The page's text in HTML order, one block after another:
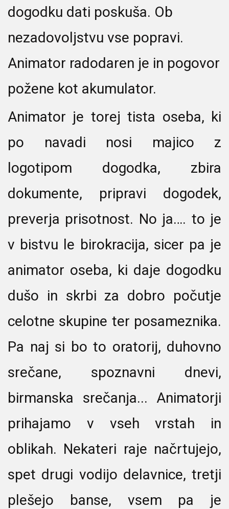
dogodku dati poskuša. Ob
nezadovoljstvu vse popravi.
Animator radodaren je in pogovor
požene kot akumulator.
Animator je torej tista oseba, ki
po navadi nosi majico z
logotipom dogodka, zbira
dokumente, pripravi dogodek,
preverja prisotnost. No ja…. to je
v bistvu le birokracija, sicer pa je
animator oseba, ki daje dogodku
dušo in skrbi za dobro počutje
celotne skupine ter posameznika.
Pa naj si bo to oratorij, duhovno
srečane, spoznavni dnevi,
birmanska srečanja... Animatorji
prihajamo v vseh vrstah in
oblikah. Nekateri raje načrtujejo,
spet drugi vodijo delavnice, tretji
plešejo banse, vsem pa je